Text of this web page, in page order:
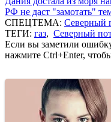
РФ не даст "замотать"
СПЕЦТЕМА: Северный
ТЕГИ: газ, Северный
Если вы заметили
нажмите Ctrl+Enter,